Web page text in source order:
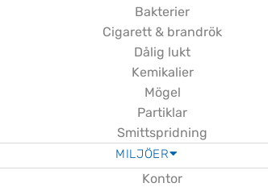
Bakterier
Cigarett & brandrök
Dålig lukt
Kemikalier
Mögel
Partiklar
Smittspridning
MILJÖER
Kontor